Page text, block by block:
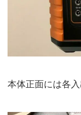
本体正面には各